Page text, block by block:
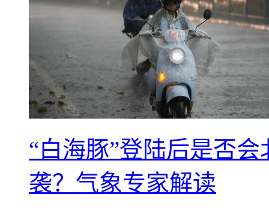
“白海豚”登陆后是否
袭？气象专家解读